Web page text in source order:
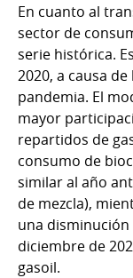
En cuanto al
sector de
serie histórica.
2020, a causa
pandemia. El
mayor
repartidos de
consumo de
similar al año
de mezcla),
una
diciembre de
gasoil.